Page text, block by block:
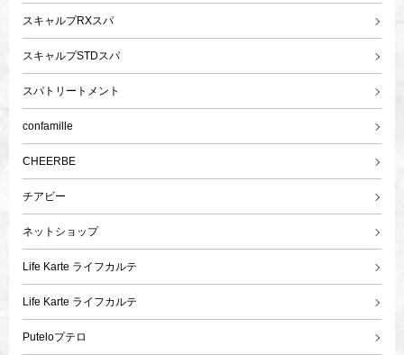
スキャルプRXスパ
スキャルプSTDスパ
スパトリートメント
confamille
CHEERBE
チアビー
ネットショップ
Life Karte ライフカルテ
Life Karte ライフカルテ
Puteloプテロ